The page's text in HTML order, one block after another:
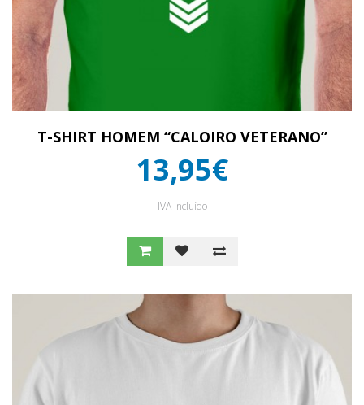
T-SHIRT HOMEM “CALOIRO VETERANO”
13,95€
IVA Incluído